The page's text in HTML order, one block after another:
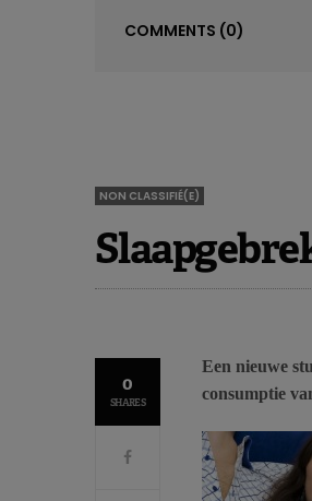
COMMENTS (0)
NON CLASSIFIÉ(E)
0
SHARES
Een nieuwe
consumptie